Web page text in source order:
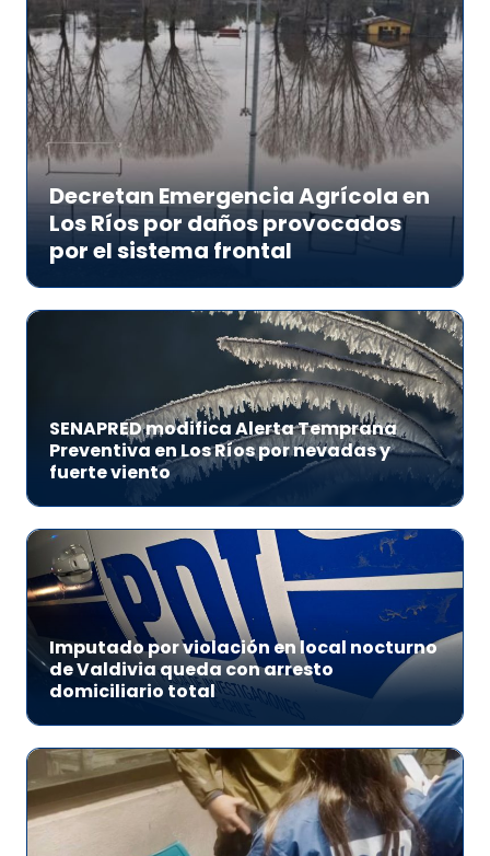
Decretan Emergencia Agrícola en
Los Ríos por daños provocados
por el sistema frontal
SENAPRED modifica Alerta Temprana
Preventiva en Los Ríos por nevadas y
fuerte viento
Imputado por violación en local nocturno
de Valdivia queda con arresto
domiciliario total